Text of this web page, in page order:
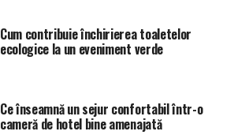
Cum contribuie închirierea toaletelor
ecologice la un eveniment verde
Ce înseamnă un sejur confortabil într-o
cameră de hotel bine amenajată